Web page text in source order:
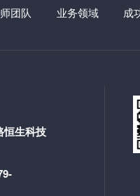
间借贷、合同类纠纷等。 联
团队 业务领域 成
恒生科技